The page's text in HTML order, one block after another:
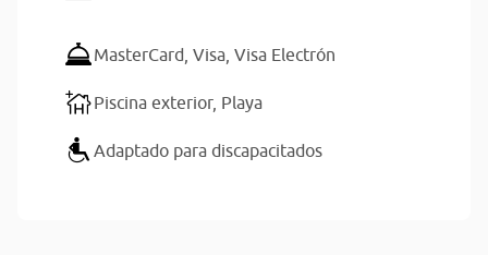
MasterCard, Visa, Visa Electrón
Piscina exterior, Playa
Adaptado para discapacitados